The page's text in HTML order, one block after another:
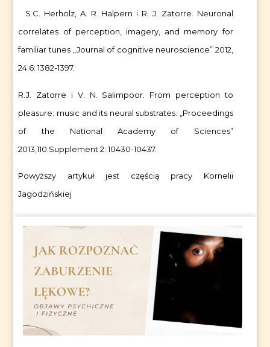
S.C. Herholz, A. R. Halpern i R. J. Zatorre. Neuronal
correlates of perception, imagery, and memory for
familiar tunes „Journal of cognitive neuroscience” 2012,
24.6: 1382-1397.
R.J. Zatorre i V. N. Salimpoor. From perception to
pleasure: music and its neural substrates. „Proceedings
of the National Academy of Sciences”
2013,110.Supplement 2: 10430-10437.
Powyższy artykuł jest częścią pracy Kornelii
Jagodzińskiej